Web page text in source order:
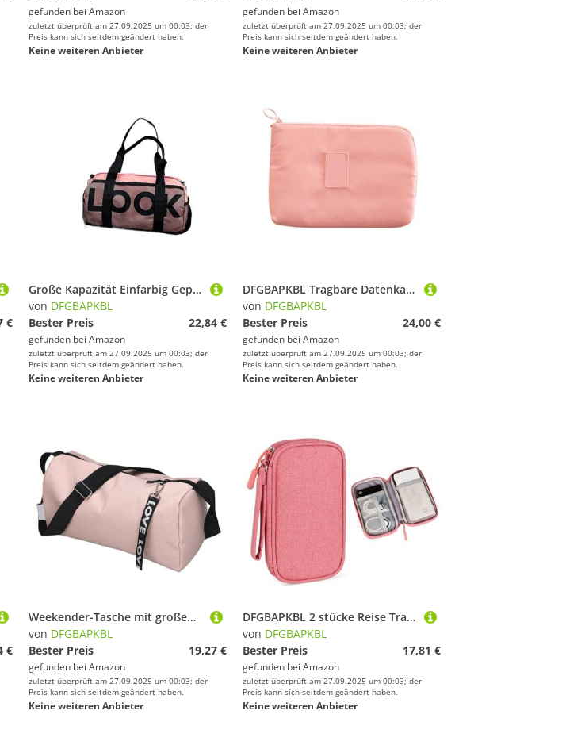
gefunden bei Amazon
zuletzt überprüft am 27.09.2025 um 00:03; der
Preis kann sich seitdem geändert haben.
Keine weiteren Anbieter
gefunden bei Amazon
zuletzt überprüft am 27.09.2025 um 00:03; der
Preis kann sich seitdem geändert haben.
Keine weiteren Anbieter
€
Große Kapazität Einfarbig Gepäck Tasche Handtasche Fitness Yoga Für Fitness(Pink)
von DFGBAPKBL
Bester Preis
22,84 €
gefunden bei Amazon
zuletzt überprüft am 27.09.2025 um 00:03; der
Preis kann sich seitdem geändert haben.
Keine weiteren Anbieter
DFGBAPKBL Tragbare Datenkabel-Aufbewahrungstasche Multifunktions-Datenkabeltaschen Zur Aufbewahrung von Datenkabeln(Pink)
von DFGBAPKBL
Bester Preis
24,00 €
gefunden bei Amazon
zuletzt überprüft am 27.09.2025 um 00:03; der
Preis kann sich seitdem geändert haben.
Keine weiteren Anbieter
€
Weekender-Tasche mit großem Fassungsvermögen for Fitness Mehreren Taschen und leichtem Design Für Fitness(Pink)
von DFGBAPKBL
Bester Preis
19,27 €
gefunden bei Amazon
zuletzt überprüft am 27.09.2025 um 00:03; der
Preis kann sich seitdem geändert haben.
Keine weiteren Anbieter
DFGBAPKBL 2 stücke Reise Tragbare Digitale Zubehör Lagerung Tasche Daten Kabel Taschen Zur Aufbewahrung von Datenkabeln(Pink)
von DFGBAPKBL
Bester Preis
17,81 €
gefunden bei Amazon
zuletzt überprüft am 27.09.2025 um 00:03; der
Preis kann sich seitdem geändert haben.
Keine weiteren Anbieter